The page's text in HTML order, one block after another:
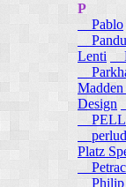
P
Pablo
Lenti
Design
Platz
Philip